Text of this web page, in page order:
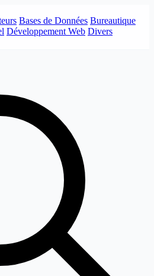
Bases de Données Bureautique
Développement Web Divers